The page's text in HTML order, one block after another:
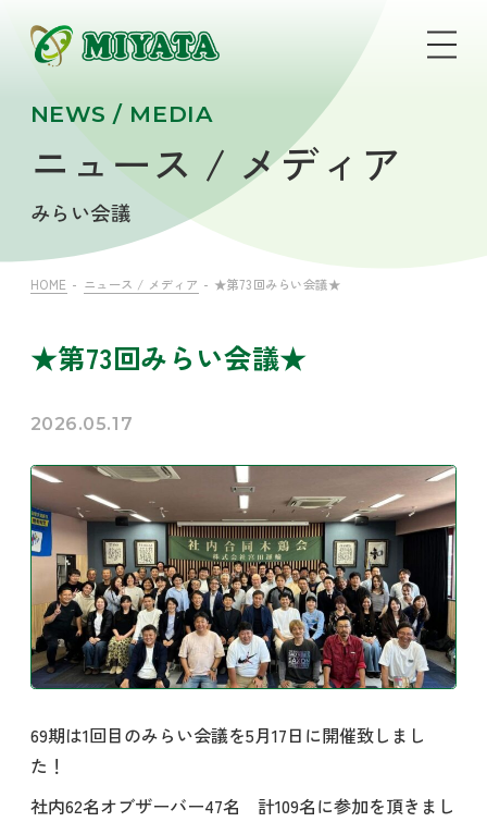
NEWS / MEDIA
ニュース / メディア
みらい会議
HOME ニュース / メディア ★第73回みらい会議★
★第73回みらい会議★
2026.05.17
69期は1回目のみらい会議を5月17日に開催致しまし
た！
社内62名オブザーバー47名 計109名に参加を頂きまし